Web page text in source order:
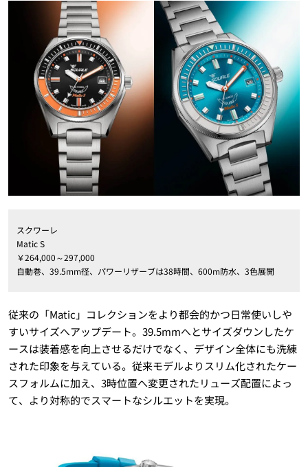
スクワーレ
Matic S
￥264,000～297,000
自動巻、39.5mm径、パワーリザーブは38時間、600m防水、3色展開
従来の「Matic」コレクションをより都会的かつ日常使いしや
すいサイズへアップデート。39.5mmへとサイズダウンしたケ
ースは装着感を向上させるだけでなく、デザイン全体にも洗練
された印象を与えている。従来モデルよりスリム化されたケー
スフォルムに加え、3時位置へ変更されたリューズ配置によっ
て、より対称的でスマートなシルエットを実現。